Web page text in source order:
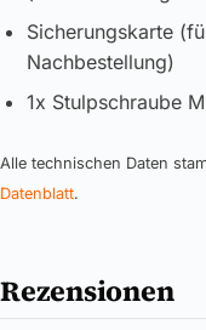
Sicherungskarte
Nachbestellung)
1x Stulpschraube
Alle technischen Daten
Datenblatt.
Rezensionen